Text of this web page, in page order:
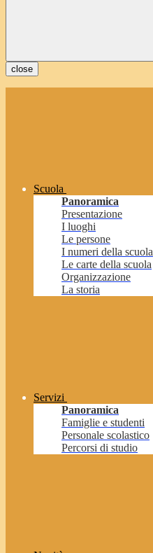
close
Scuola
Panoramica
Presentazione
I luoghi
Le persone
I numeri della scuola
Le carte della scuola
Organizzazione
La storia
Servizi
Panoramica
Famiglie e studenti
Personale scolastico
Percorsi di studio